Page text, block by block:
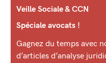
Veille Sociale & CCN
Spéciale avocats !
Gagnez du temps avec
d’articles d’analyse